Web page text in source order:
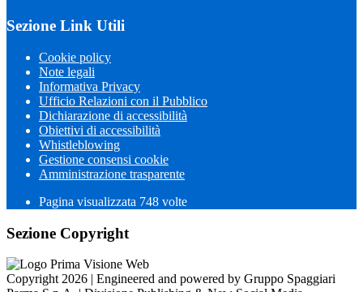
Sezione Link Utili
Cookie policy
Note legali
Informativa Privacy
Ufficio Relazioni con il Pubblico
Dichiarazione di accessibilità
Obiettivi di accessibilità
Whistleblowing
Gestione consensi cookie
Amministrazione trasparente
Pagina visualizzata 748 volte
Sezione Copyright
Copyright 2026 | Engineered and powered by Gruppo Spaggiari